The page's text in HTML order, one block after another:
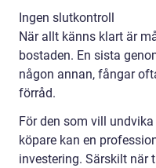
Ingen slutkontroll
När allt känns klart är
bostaden. En sista
någon annan, fångar
förråd.
För den som vill
köpare kan en
investering. Särskilt när